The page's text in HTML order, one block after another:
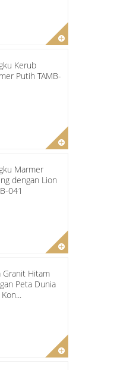
Kerub
Putih TAMB-
Marmer
dengan Lion
041
Granit Hitam
Peta Dunia